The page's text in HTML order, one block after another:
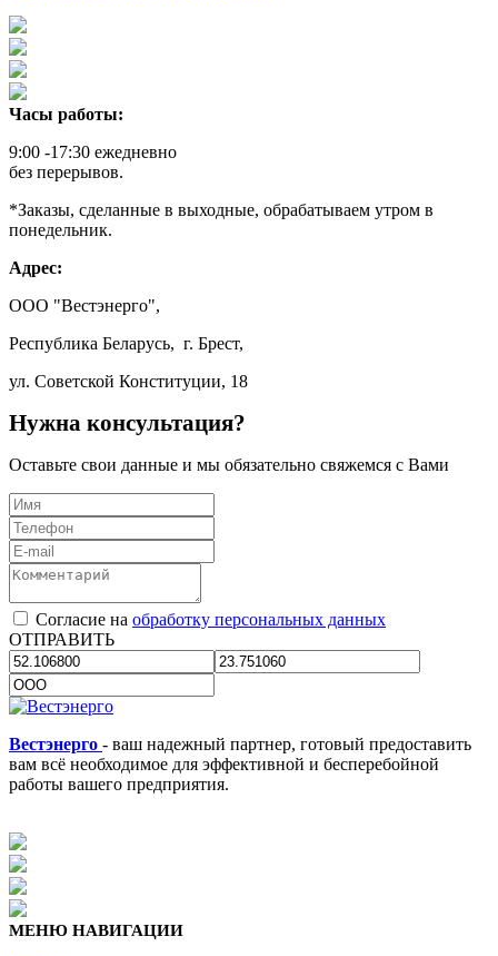
Часы работы:
9:00 -17:30 ежедневно
без перерывов.
*Заказы, сделанные в выходные, обрабатываем утром в
понедельник.
Адрес:
ООО "Вестэнерго",
Республика Беларусь, г. Брест,
ул. Советской Конституции, 18
Нужна консультация?
Оставьте свои данные и мы обязательно свяжемся с Вами
Согласие на обработку персональных данных
ОТПРАВИТЬ
Вестэнерго - ваш надежный партнер, готовый предоставить
вам всё необходимое для эффективной и бесперебойной
работы вашего предприятия.
МЕНЮ НАВИГАЦИИ